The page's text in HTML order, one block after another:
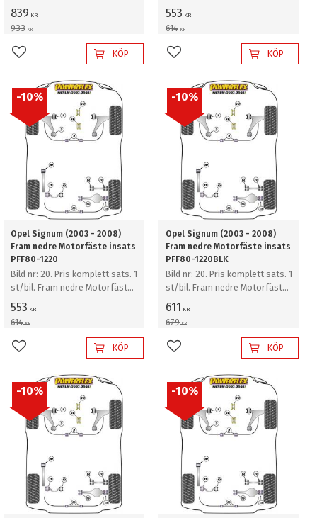
krängningshämmare
infästning bussning 25mm
839 KR
933KR
Lägg till i favoriterKÖP
553 KR
614KR
Lägg till i favoriterKÖP
Opel Signum (2003 - 2008)
Fram nedre Motorfäste insats
PFF80-1220
Bild nr: 20. Pris komplett sats. 1
st/bil. Fram nedre Motorfäste
insats
553 KR
614KR
10%
Lägg till i favoriterKÖP
Opel Signum (2003 - 2008)
Fram nedre Motorfäste insats
PFF80-1220BLK
Bild nr: 20. Pris komplett sats. 1
st/bil. Fram nedre Motorfäste
insats
611 KR
679KR
10%
Lägg till i favoriterKÖP
10% 10%